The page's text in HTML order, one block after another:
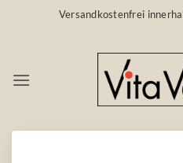
Versandkostenfrei
PASSWORD